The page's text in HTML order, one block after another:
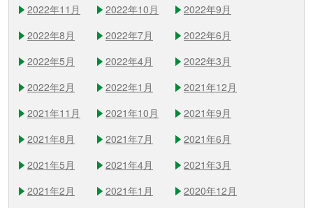
2022年11月
2022年10月
2022年9月
2022年8月
2022年7月
2022年6月
2022年5月
2022年4月
2022年3月
2022年2月
2022年1月
2021年12月
2021年11月
2021年10月
2021年9月
2021年8月
2021年7月
2021年6月
2021年5月
2021年4月
2021年3月
2021年2月
2021年1月
2020年12月